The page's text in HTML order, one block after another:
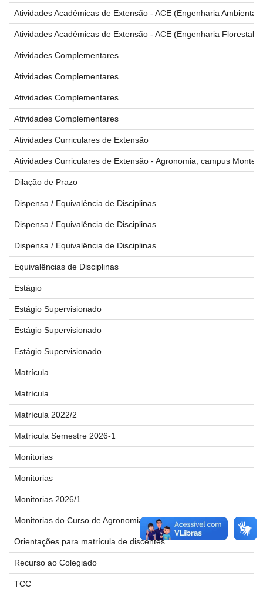
Atividades Acadêmicas de Extensão - ACE (Engenharia Ambiental
Atividades Acadêmicas de Extensão - ACE (Engenharia Florestal)
Atividades Complementares
Atividades Complementares
Atividades Complementares
Atividades Complementares
Atividades Curriculares de Extensão
Atividades Curriculares de Extensão - Agronomia, campus Monte
Dilação de Prazo
Dispensa / Equivalência de Disciplinas
Dispensa / Equivalência de Disciplinas
Dispensa / Equivalência de Disciplinas
Equivalências de Disciplinas
Estágio
Estágio Supervisionado
Estágio Supervisionado
Estágio Supervisionado
Matrícula
Matrícula
Matrícula 2022/2
Matrícula Semestre 2026-1
Monitorias
Monitorias
Monitorias 2026/1
Monitorias do Curso de Agronomia/Glória
Orientações para matrícula de discentes
Recurso ao Colegiado
TCC